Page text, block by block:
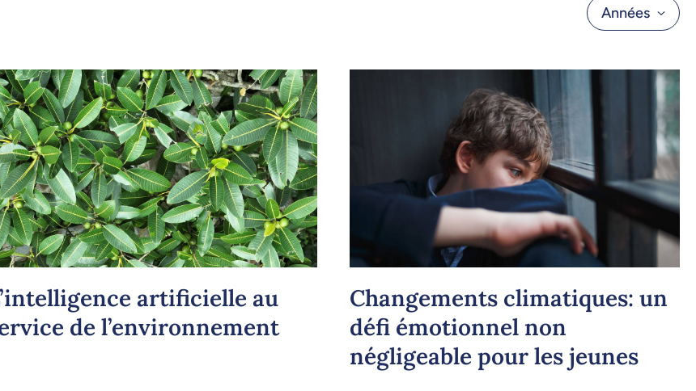
Années
2023
artificielle au
de l’environnement
Changements climatiques: un
défi émotionnel non
négligeable pour les jeunes